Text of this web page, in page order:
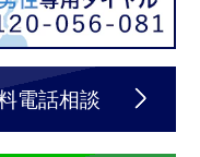
電話相談